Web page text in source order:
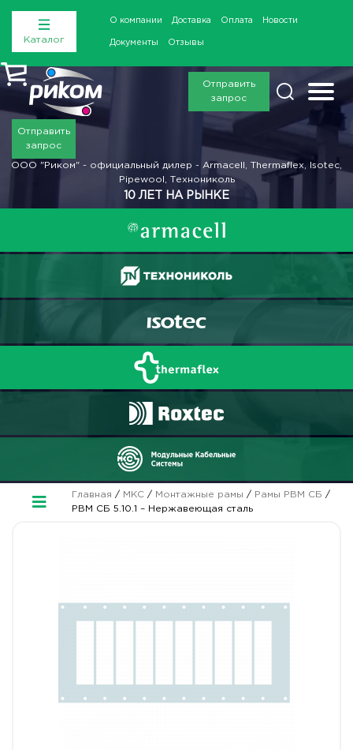
Каталог
О компании Доставка Оплата Новости
Документы Отзывы
Отправить
запрос
Отправить
запрос
ООО "Риком" - официальный дилер - Armacell, Thermaflex, Isotec,
Pipewool, Технониколь
10 ЛЕТ НА РЫНКЕ
Главная / МКС/ Монтажные рамы / Рамы РВМ СБ /
РВМ СБ 5.10.1 – Нержавеющая сталь